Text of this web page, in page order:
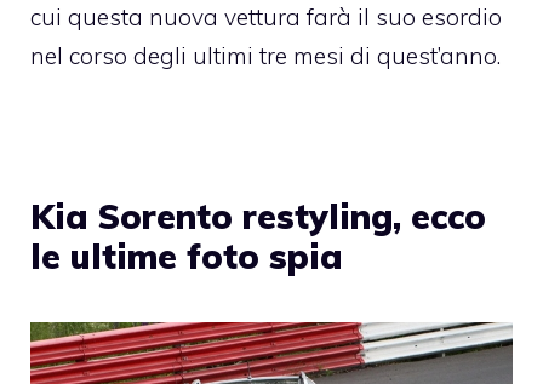
cui questa nuova vettura farà il suo esordio
nel corso degli ultimi tre mesi di quest’anno.
Kia Sorento restyling, ecco
le ultime foto spia